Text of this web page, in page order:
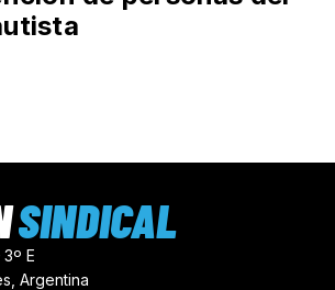
E
Argentina
SINDICAL